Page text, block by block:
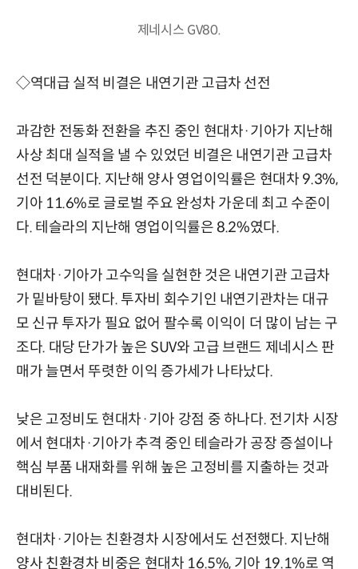
제네시스 GV80.
◇역대급 실적 비결은 내연기관 고급차 선전
과감한 전동화 전환을 추진 중인 현대차·기아가 지난해
사상 최대 실적을 낼 수 있었던 비결은 내연기관 고급차
선전 덕분이다. 지난해 양사 영업이익률은 현대차 9.3%,
기아 11.6%로 글로벌 주요 완성차 가운데 최고 수준이
다. 테슬라의 지난해 영업이익률은 8.2%였다.
현대차·기아가 고수익을 실현한 것은 내연기관 고급차
가 밑바탕이 됐다. 투자비 회수기인 내연기관차는 대규
모 신규 투자가 필요 없어 팔수록 이익이 더 많이 남는 구
조다. 대당 단가가 높은 SUV와 고급 브랜드 제네시스 판
매가 늘면서 뚜렷한 이익 증가세가 나타났다.
낮은 고정비도 현대차·기아 강점 중 하나다. 전기차 시장
에서 현대차·기아가 추격 중인 테슬라가 공장 증설이나
핵심 부품 내재화를 위해 높은 고정비를 지출하는 것과
대비된다.
현대차·기아는 친환경차 시장에서도 선전했다. 지난해
양사 친환경차 비중은 현대차 16.5%, 기아 19.1%로 역